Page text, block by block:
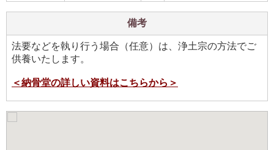
備考
法要などを執り行う場合（任意）は、浄土宗の方法でご
供養いたします。
＜納骨堂の詳しい資料はこちらから＞